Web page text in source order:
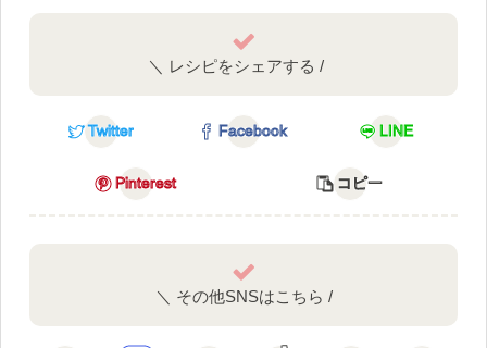
＼ レシピをシェアする /
Twitter Facebook LINE
Pinterest コピー
＼ その他SNSはこちら /